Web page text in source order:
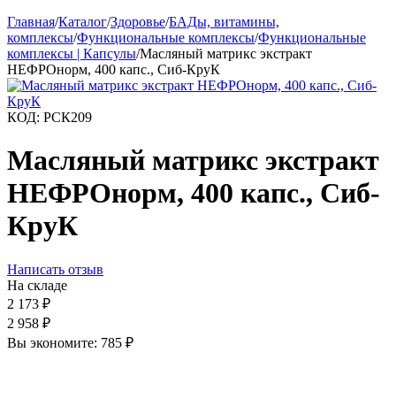
Главная/Каталог/Здоровье/БАДы, витамины,
комплексы/Функциональные комплексы/Функциональные
комплексы | Капсулы/Масляный матрикс экстракт
НЕФРОнорм, 400 капс., Сиб-КруК
КОД: РСК209
Масляный матрикс экстракт
НЕФРОнорм, 400 капс., Сиб-
КруК
Написать отзыв
На складе
2 173 ₽
2 958 ₽
Вы экономите: 785 ₽